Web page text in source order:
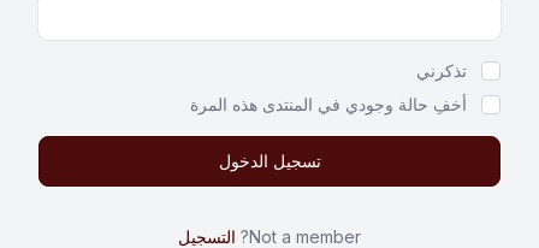
تذكرني
أخفِ حالة وجودي في المنتدى هذه المرة
Not a member? التسجيل